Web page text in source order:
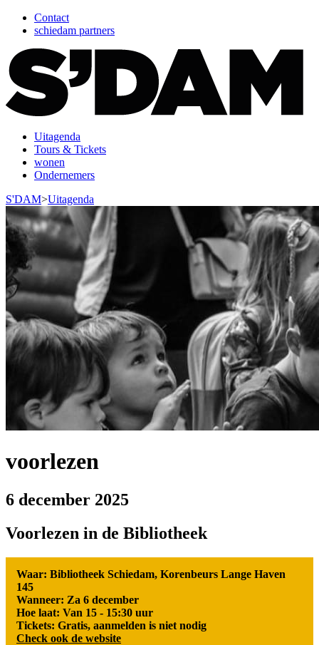
Contact
schiedam partners
Uitagenda
Tours & Tickets
wonen
Ondernemers
S'DAM>Uitagenda
voorlezen
6 december 2025
Voorlezen in de Bibliotheek
Waar: Bibliotheek Schiedam, Korenbeurs Lange Haven
145
Wanneer: Za 6 december
Hoe laat: Van 15 - 15:30 uur
Tickets: Gratis, aanmelden is niet nodig
Check ook de website